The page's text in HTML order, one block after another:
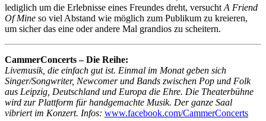
lediglich um die Erlebnisse eines Freundes dreht, versucht A Friend
Of Mine so viel Abstand wie möglich zum Publikum zu kreieren,
um sicher das eine oder andere Mal grandios zu scheitern.
CammerConcerts – Die Reihe:
Livemusik, die einfach gut ist. Einmal im Monat geben sich
Singer/Songwriter, Newcomer und Bands zwischen Pop und Folk
aus Leipzig, Deutschland und Europa die Ehre. Die Theaterbühne
wird zur Plattform für handgemachte Musik. Der ganze Saal
vibriert im Konzert. Infos: www.facebook.com/CammerConcerts